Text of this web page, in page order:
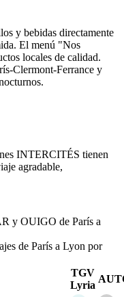
y bebidas directamente
El menú "Nos
locales de calidad.
Clermont-Ferrance y
INTERCITÉS tienen
agradable,
y OUIGO de París a
de París a Lyon por
TGV
Lyria